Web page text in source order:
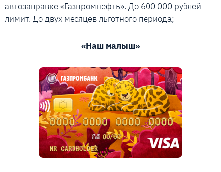
автозаправке «Газпромнефть». До 600 000 рублей
лимит. До двух месяцев льготного периода;
«Наш малыш»